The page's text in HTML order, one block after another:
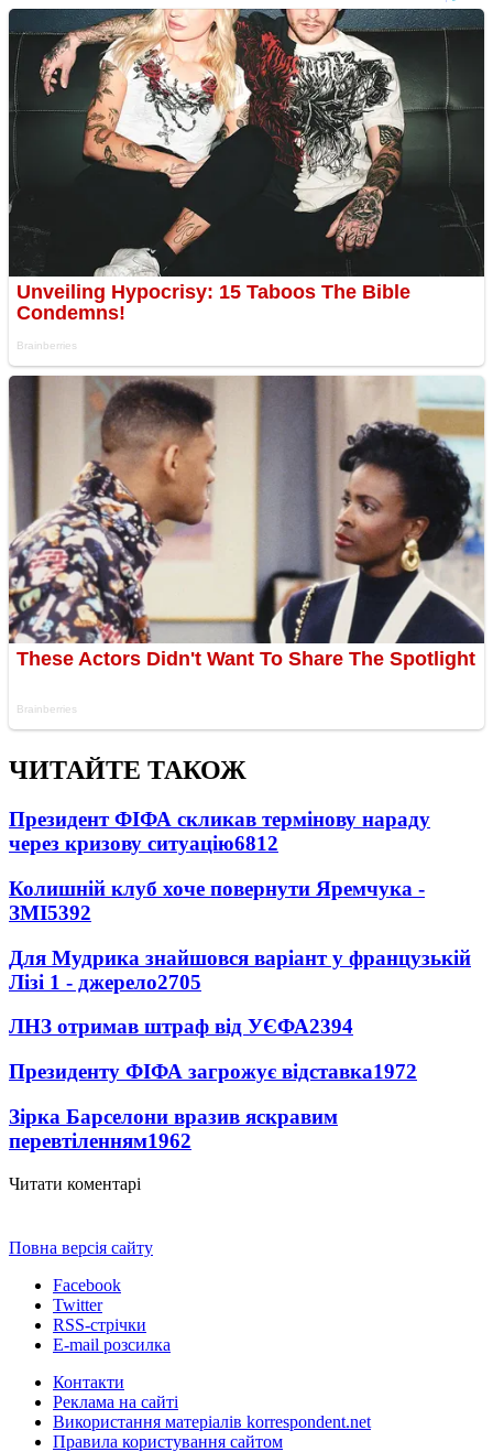
ЧИТАЙТЕ ТАКОЖ
Президент ФІФА скликав термінову нараду
через кризову ситуацію6812
Колишній клуб хоче повернути Яремчука -
ЗМІ5392
Для Мудрика знайшовся варіант у французькій
Лізі 1 - джерело2705
ЛНЗ отримав штраф від УЄФА2394
Президенту ФІФА загрожує відставка1972
Зірка Барселони вразив яскравим
перевтіленням1962
Читати коментарі
Повна версія сайту
Facebook
Twitter
RSS-стрічки
E-mail розсилка
Контакти
Реклама на сайті
Використання матеріалів korrespondent.net
Правила користування сайтом